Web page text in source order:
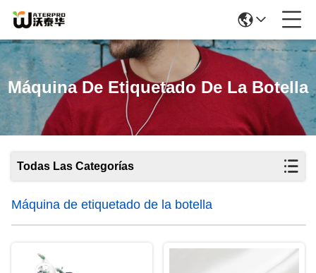
Máquina De Etiquetado De La Botella
Todas Las Categorías
Máquina de etiquetado de la botella